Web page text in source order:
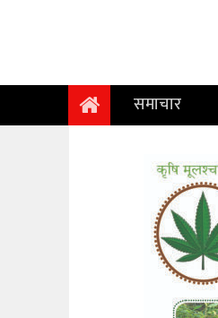
समाचार